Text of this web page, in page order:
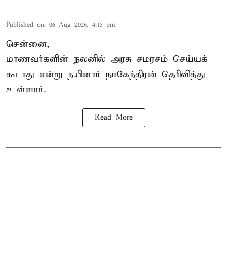
Published on: 06 Aug 2026, 4:15 pm
சென்னை,
மாணவர்களின் நலனில் அரசு சமரசம் செய்யக்
கூடாது என்று நயினார் நாகேந்திரன் தெரிவித்து
உள்ளார்.
Read More